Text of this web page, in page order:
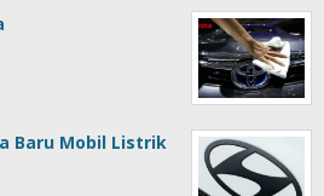
Baru Mobil Listrik